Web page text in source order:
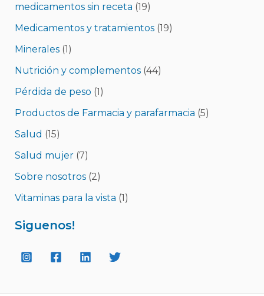
medicamentos sin receta (19)
Medicamentos y tratamientos(19)
Minerales(1)
Nutrición y complementos(44)
Pérdida de peso (1)
Productos de Farmacia y parafarmacia (5)
Salud (15)
Salud mujer(7)
Sobre nosotros(2)
Vitaminas para la vista (1)
Siguenos!